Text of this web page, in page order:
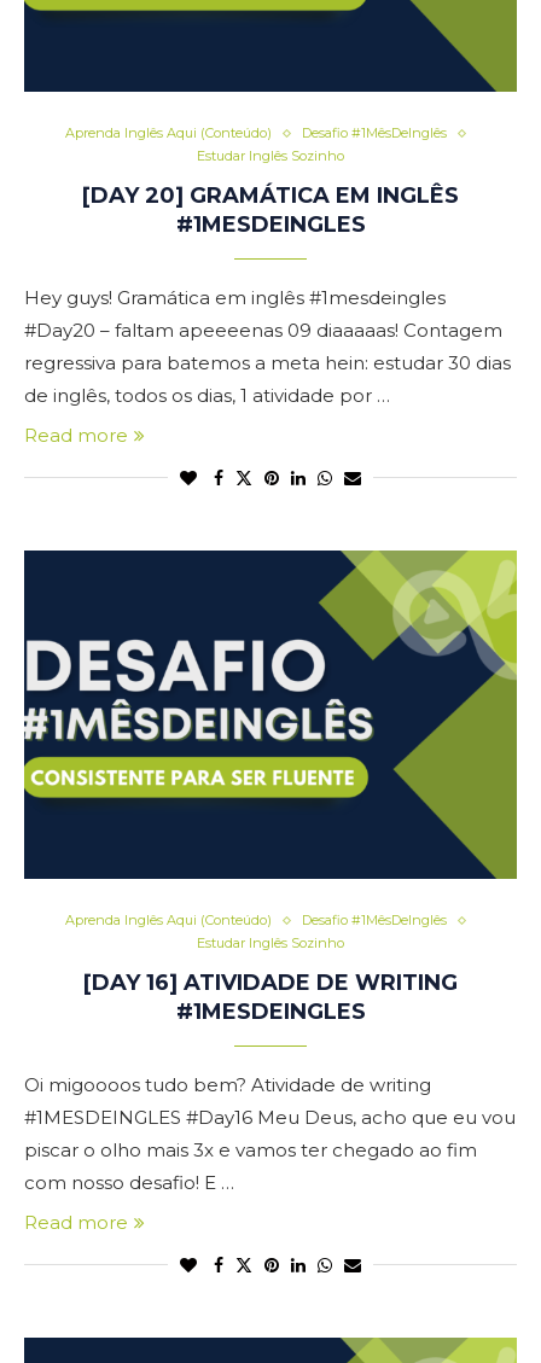
Aprenda Inglês Aqui (Conteúdo)
Desafio #1MêsDeInglês
Estudar Inglês Sozinho
[DAY 20] GRAMÁTICA EM INGLÊS
#1MESDEINGLES
Hey guys! Gramática em inglês #1mesdeingles
#Day20 – faltam apeeeenas 09 diaaaaas! Contagem
regressiva para batemos a meta hein: estudar 30 dias
de inglês, todos os dias, 1 atividade por …
Read more
Aprenda Inglês Aqui (Conteúdo)
Desafio #1MêsDeInglês
Estudar Inglês Sozinho
[DAY 16] ATIVIDADE DE WRITING
#1MESDEINGLES
Oi migoooos tudo bem? Atividade de writing
#1MESDEINGLES #Day16 Meu Deus, acho que eu vou
piscar o olho mais 3x e vamos ter chegado ao fim
com nosso desafio! E …
Read more